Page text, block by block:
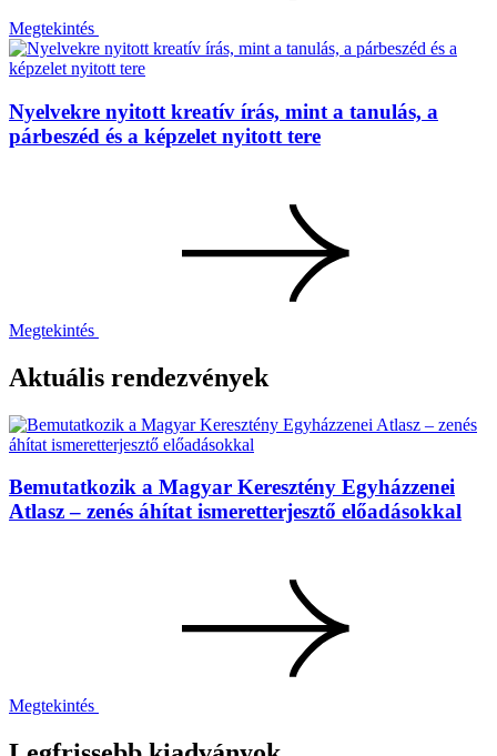
Megtekintés
Nyelvekre nyitott kreatív írás, mint a tanulás, a
párbeszéd és a képzelet nyitott tere
Megtekintés
Aktuális rendezvények
Bemutatkozik a Magyar Keresztény Egyházzenei
Atlasz – zenés áhítat ismeretterjesztő előadásokkal
Megtekintés